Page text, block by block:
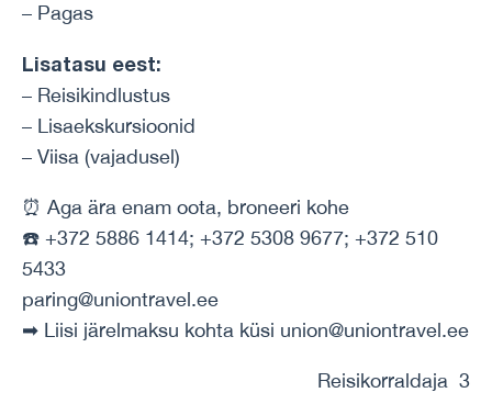
– Pagas
Lisatasu eest:
– Reisikindlustus
– Lisaekskursioonid
– Viisa (vajadusel)
⏰ Aga ära enam oota, broneeri kohe
☎️ +372 5886 1414; +372 5308 9677; +372 510
5433
paring@uniontravel.ee
➡ Liisi järelmaksu kohta küsi union@uniontravel.ee
Reisikorraldaja 3